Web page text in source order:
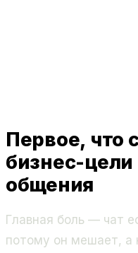
Первое, что
бизнес-цели
общения
Главная боль — чат
потому он мешает, а